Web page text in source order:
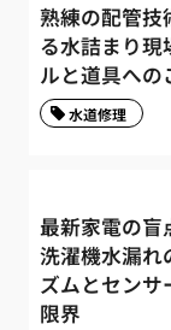
熟練の配管技
る水詰まり現
ルと道具への
水道修理
最新家電の盲
洗濯機水漏れ
ズムとセンサ
限界